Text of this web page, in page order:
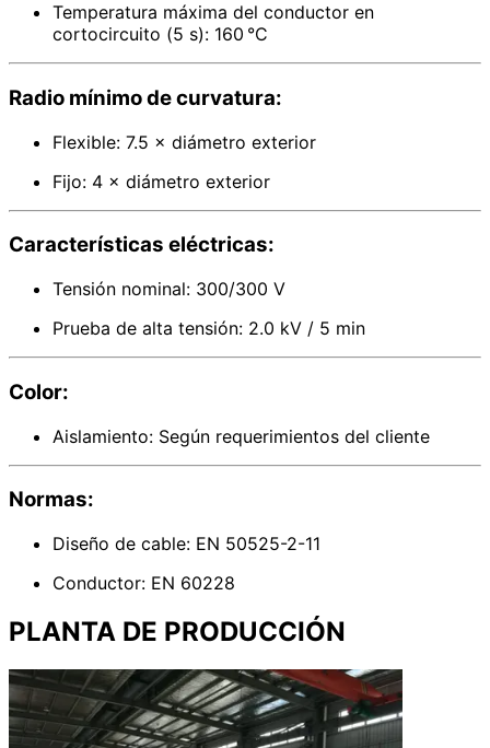
Temperatura máxima del conductor en
cortocircuito (5 s): 160 °C
Radio mínimo de curvatura:
Flexible: 7.5 × diámetro exterior
Fijo: 4 × diámetro exterior
Características eléctricas:
Tensión nominal: 300/300 V
Prueba de alta tensión: 2.0 kV / 5 min
Color:
Aislamiento: Según requerimientos del cliente
Normas:
Diseño de cable: EN 50525-2-11
Conductor: EN 60228
PLANTA DE PRODUCCIÓN